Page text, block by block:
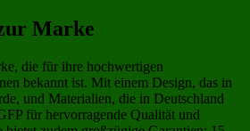
Marke
die für ihre hochwertigen
bekannt ist. Mit einem Design, das in
und Materialien, die in Deutschland
für hervorragende Qualität und